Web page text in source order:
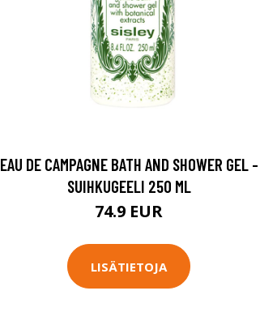
EAU DE CAMPAGNE BATH AND SHOWER GEL -
SUIHKUGEELI 250 ML
74.9 EUR
LISÄTIETOJA